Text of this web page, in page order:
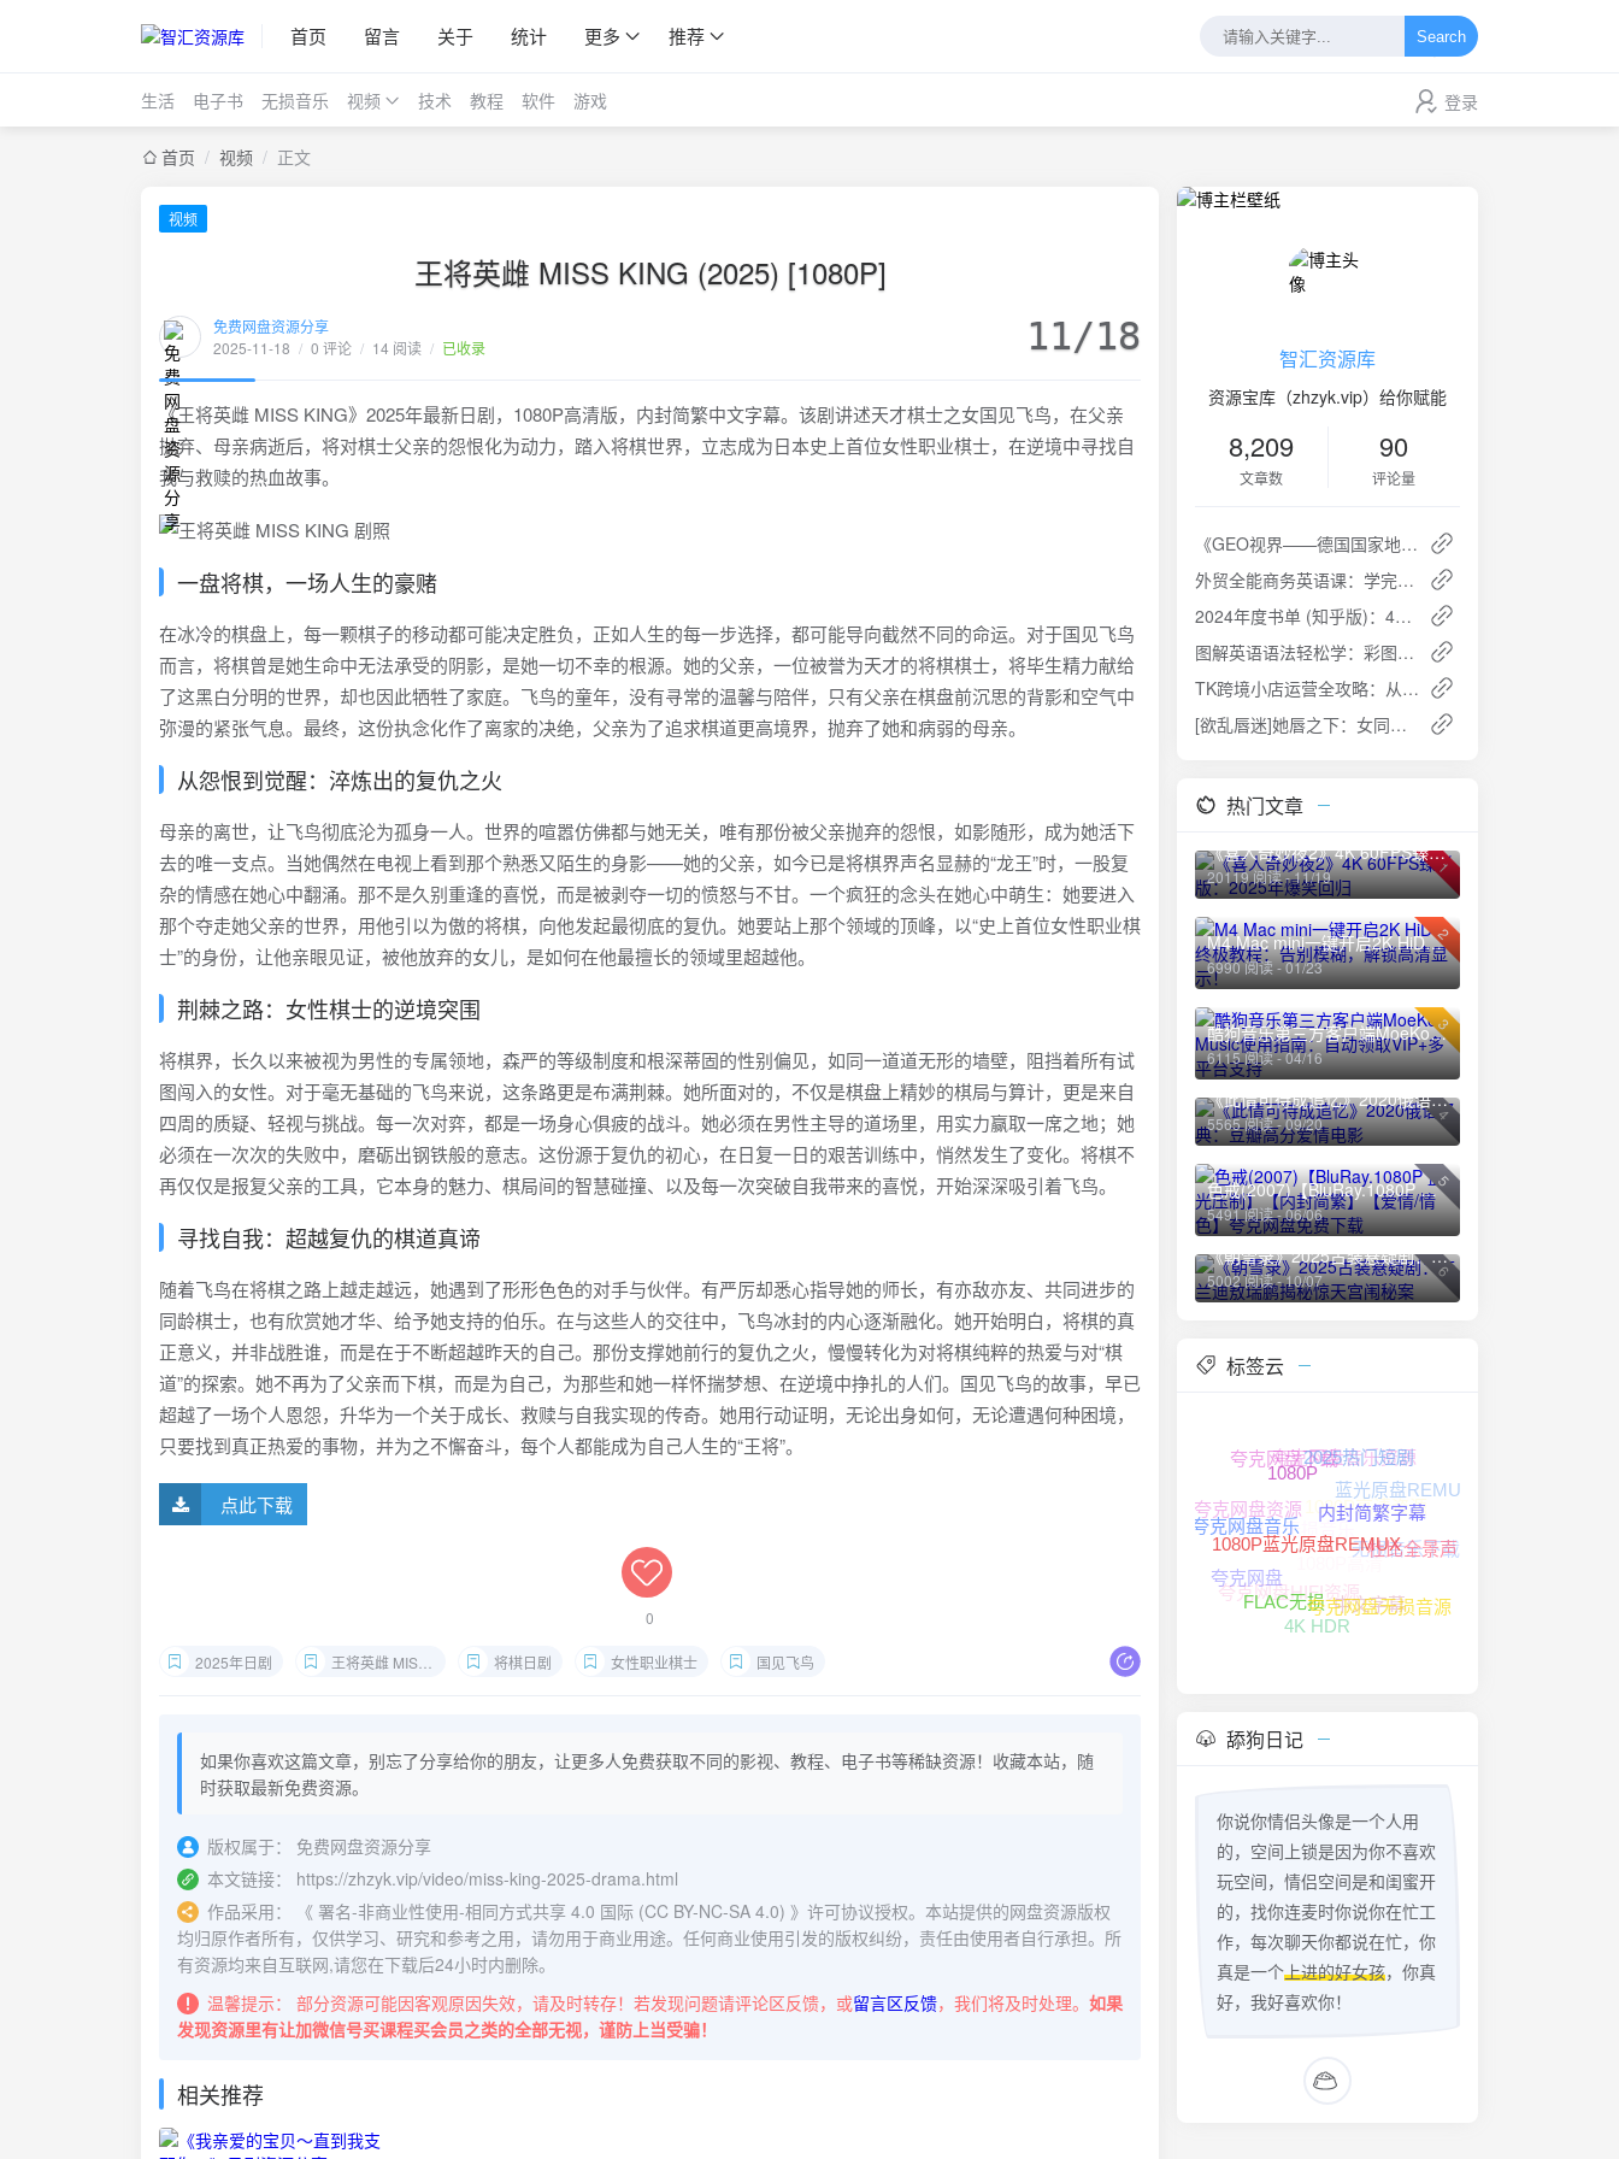
首页 留言 关于 统计 更多 推荐 Search
生活 电子书 无损音乐 视频 技术 教程 软件 游戏 登录
首页 / 视频 / 正文
视频
王将英雌 MISS KING (2025) [1080P]
免费网盘资源分享
2025-11-18 / 0 评论 / 14 阅读 / 已收录 11/18
《王将英雌 MISS KING》2025年最新日剧，1080P高清版，内封简繁中文字幕。该剧讲述天才棋士之女国见飞鸟，在父亲
抛弃、母亲病逝后，将对棋士父亲的怨恨化为动力，踏入将棋世界，立志成为日本史上首位女性职业棋士，在逆境中寻找自
我与救赎的热血故事。
一盘将棋，一场人生的豪赌
在冰冷的棋盘上，每一颗棋子的移动都可能决定胜负，正如人生的每一步选择，都可能导向截然不同的命运。对于国见飞鸟
而言，将棋曾是她生命中无法承受的阴影，是她一切不幸的根源。她的父亲，一位被誉为天才的将棋棋士，将毕生精力献给
了这黑白分明的世界，却也因此牺牲了家庭。飞鸟的童年，没有寻常的温馨与陪伴，只有父亲在棋盘前沉思的背影和空气中
弥漫的紧张气息。最终，这份执念化作了离家的决绝，父亲为了追求棋道更高境界，抛弃了她和病弱的母亲。
从怨恨到觉醒：淬炼出的复仇之火
母亲的离世，让飞鸟彻底沦为孤身一人。世界的喧嚣仿佛都与她无关，唯有那份被父亲抛弃的怨恨，如影随形，成为她活下
去的唯一支点。当她偶然在电视上看到那个熟悉又陌生的身影——她的父亲，如今已是将棋界声名显赫的“龙王”时，一股复
杂的情感在她心中翻涌。那不是久别重逢的喜悦，而是被剥夺一切的愤怒与不甘。一个疯狂的念头在她心中萌生：她要进入
那个夺走她父亲的世界，用他引以为傲的将棋，向他发起最彻底的复仇。她要站上那个领域的顶峰，以“史上首位女性职业棋
士”的身份，让他亲眼见证，被他放弃的女儿，是如何在他最擅长的领域里超越他。
荆棘之路：女性棋士的逆境突围
将棋界，长久以来被视为男性的专属领地，森严的等级制度和根深蒂固的性别偏见，如同一道道无形的墙壁，阻挡着所有试
图闯入的女性。对于毫无基础的飞鸟来说，这条路更是布满荆棘。她所面对的，不仅是棋盘上精妙的棋局与算计，更是来自
四周的质疑、轻视与挑战。每一次对弈，都是一场身心俱疲的战斗。她必须在男性主导的道场里，用实力赢取一席之地；她
必须在一次次的失败中，磨砺出钢铁般的意志。这份源于复仇的初心，在日复一日的艰苦训练中，悄然发生了变化。将棋不
再仅仅是报复父亲的工具，它本身的魅力、棋局间的智慧碰撞、以及每一次突破自我带来的喜悦，开始深深吸引着飞鸟。
寻找自我：超越复仇的棋道真谛
随着飞鸟在将棋之路上越走越远，她遇到了形形色色的对手与伙伴。有严厉却悉心指导她的师长，有亦敌亦友、共同进步的
同龄棋士，也有欣赏她才华、给予她支持的伯乐。在与这些人的交往中，飞鸟冰封的内心逐渐融化。她开始明白，将棋的真
正意义，并非战胜谁，而是在于不断超越昨天的自己。那份支撑她前行的复仇之火，慢慢转化为对将棋纯粹的热爱与对“棋
道”的探索。她不再为了父亲而下棋，而是为自己，为那些和她一样怀揣梦想、在逆境中挣扎的人们。国见飞鸟的故事，早已
超越了一场个人恩怨，升华为一个关于成长、救赎与自我实现的传奇。她用行动证明，无论出身如何，无论遭遇何种困境，
只要找到真正热爱的事物，并为之不懈奋斗，每个人都能成为自己人生的“王将”。
点此下载
0
2025年日剧 王将英雌 MISS KING 将棋日剧 女性职业棋士 国见飞鸟
如果你喜欢这篇文章，别忘了分享给你的朋友，让更多人免费获取不同的影视、教程、电子书等稀缺资源！收藏本站，随
时获取最新免费资源。
版权属于：
免费网盘资源分享
本文链接：
https://zhzyk.vip/video/miss-king-2025-drama.html
作品采用：
《 署名-非商业性使用-相同方式共享 4.0 国际 (CC BY-NC-SA 4.0) 》许可协议授权。本站提供的网盘资源版权
均归原作者所有，仅供学习、研究和参考之用，请勿用于商业用途。任何商业使用引发的版权纠纷，责任由使用者自行承担。所
有资源均来自互联网,请您在下载后24小时内删除。
温馨提示：
部分资源可能因客观原因失效，请及时转存！若发现问题请评论区反馈，或留言区反馈，我们将及时处理。 如果
发现资源里有让加微信号买课程买会员之类的全部无视，谨防上当受骗！
相关推荐
智汇资源库
资源宝库（zhzyk.vip）给你赋能
8,209
文章数
90
评论量
《GEO视界——德国国家地理杂志中文版套装》总1-13期 - 探索地球故事，感受人文地理的魅力
外贸全能商务英语课：学完轻松谈生意，轻松拿订单
2024年度书单 (知乎版)：42本精选好书，开启智慧阅读之旅
图解英语语法轻松学：彩图版，用老外思维理解语法概念
TK跨境小店运营全攻略：从0到1快速盈利
[欲乱唇迷]她唇之下：女同题材经典1080p高清收藏
热门文章
1
《喜人奇妙夜2》4K 60FPS臻彩版：2025年爆笑回归
20119 阅读 - 11/19
2
M4 Mac mini一键开启2K HiDPI终极教程：告别模糊，解锁高清显示！
6990 阅读 - 01/23
3
酷狗音乐第三方客户端MoeKoe Music使用指南：自动领取VIP+多平台支持
6115 阅读 - 04/16
4
《此情可待成追忆》2020俄语经典：豆瓣高分爱情电影
5565 阅读 - 09/20
5
色戒(2007)【BluRay.1080P 蓝光压制】【内封简繁】【爱情/情色】夸克网盘免费下载
5491 阅读 - 06/06
6
《朝雪录》2025古装悬疑剧：李兰迪敖瑞鹏揭秘惊天宫闱秘案
5002 阅读 - 10/07
标签云
夸克网盘无损音乐
夸克网盘资源
夸克网盘下载
夸克网盘音乐资源
1080P高清资源
1080P高清
夸克网盘HIFI资源
夸克网盘
夸克网盘音乐
2025热门短剧
蓝光原盘REMUX
无损音乐下载
中文字幕
4K HDR
FLAC无损
1080P蓝光原盘REMUX
杜比全景声
夸克网盘无损音源
舔狗日记
你说你情侣头像是一个人用
的，空间上锁是因为你不喜欢
玩空间，情侣空间是和闺蜜开
的，找你连麦时你说你在忙工
作，每次聊天你都说在忙，你
真是一个上进的好女孩，你真
好，我好喜欢你！